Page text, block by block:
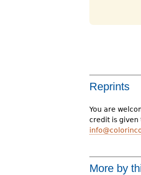
Reprints
You are
credit is given
More by